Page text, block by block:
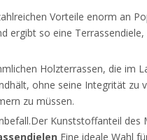
Vorteile enorm an
ergibt so eine
Holzterrassen, die im
ohne seine Integrität zu
zu müssen.
Kunststoffanteil des
Eine ideale Wahl